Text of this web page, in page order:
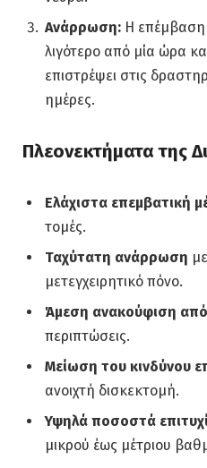
Ανάρρωση: Η επέμβαση
λιγότερο από μία ώρα
επιστρέψει στις
ημέρες.
Πλεονεκτήματα της
Ελάχιστα επεμβατική
τομές.
Ταχύτατη ανάρρωση
μετεγχειρητικό πόνο.
Άμεση ανακούφιση
περιπτώσεις.
Μείωση του κινδύνου
ανοιχτή δισκεκτομή.
Υψηλά ποσοστά
μικρού έως μέτριου